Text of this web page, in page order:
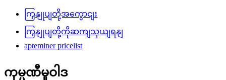
ကြှနျုပျတို့အကွောငျး
ကြှနျုပျတို့ကိုဆကျသှယျရနျ
apteminer pricelist
ကုမ္ပဏီမူဝါဒ